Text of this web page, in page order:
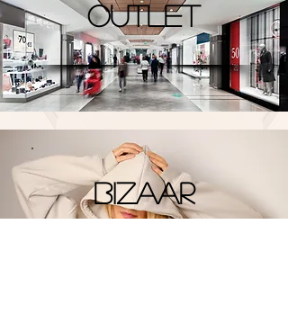
OUTLET
Bizaar